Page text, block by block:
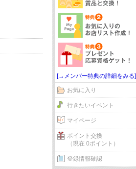
[→メンバー特典の詳細をみる]
お気に入り
行きたいイベント
マイページ
ポイント交換
（現在 0ポイント）
登録情報確認